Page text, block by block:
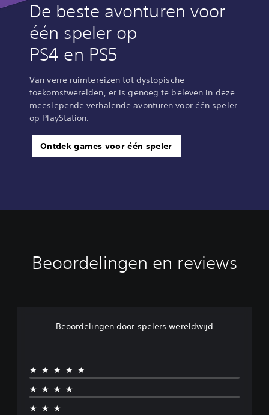
De beste avonturen voor
één speler op
PS4 en PS5
Van verre ruimtereizen tot dystopische
toekomstwerelden, er is genoeg te beleven in deze
meeslepende verhalende avonturen voor één speler
op PlayStation.
Ontdek games voor één speler
Beoordelingen en reviews
Beoordelingen door spelers wereldwijd
★★★★★
★★★★
★★★